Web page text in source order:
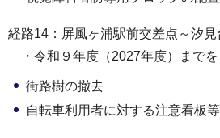
経路14：屏風ヶ浦駅前交差点～汐
・令和９年度（2027年度）まで
街路樹の撤去
自転車利用者に対する注意看板